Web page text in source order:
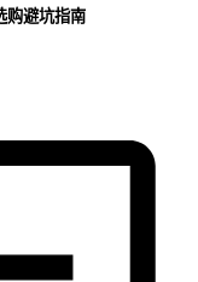
购避坑指南